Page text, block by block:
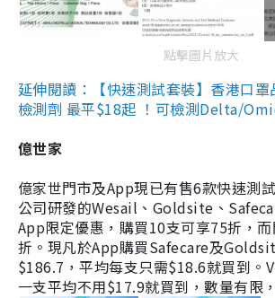
點擊圖片放大
延伸閱讀：【快速測試套裝】香港口
檢測劑 最平$18起 ！可檢測Delta/
億世家
億家世門市及App現已有售6款快速測
公司研發的Wesail、Goldsite、
App限定優惠，購買10支可享75折，
折。現凡於App購買Safecare及
$186.7，平均每支只需$18.6就買到。
一支平均不用$17.9就買到，數量有限